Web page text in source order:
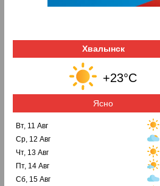
Хвалынск
+23°C
Ясно
Вт, 11 Авг
Ср, 12 Авг
Чт, 13 Авг
Пт, 14 Авг
Сб, 15 Авг